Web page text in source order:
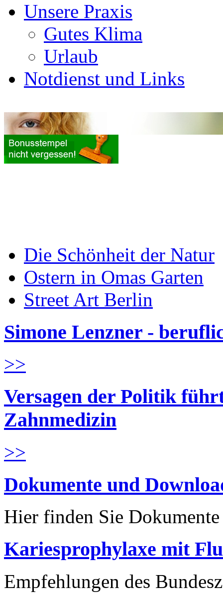
Unsere Praxis
Gutes Klima
Urlaub
Notdienst und Links
Die Schönheit der Natur
Ostern in Omas Garten
Street Art Berlin
Simone Lenzner -
>>
Versagen der Politik
Zahnmedizin
>>
Dokumente und
Hier finden Sie
Kariesprophylaxe mit
Empfehlungen des